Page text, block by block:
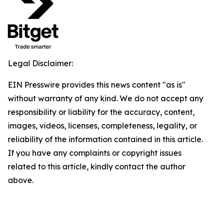
Legal Disclaimer:
EIN Presswire provides this news content "as is"
without warranty of any kind. We do not accept any
responsibility or liability for the accuracy, content,
images, videos, licenses, completeness, legality, or
reliability of the information contained in this article.
If you have any complaints or copyright issues
related to this article, kindly contact the author
above.